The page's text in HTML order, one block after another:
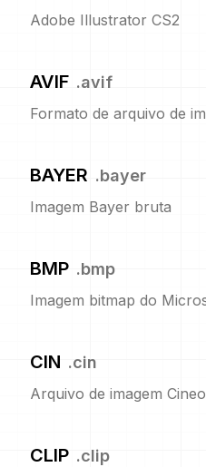
Adobe Illustrator CS2
AVIF .avif
Formato de arquivo de
BAYER .bayer
Imagem Bayer bruta
BMP .bmp
Imagem bitmap do
CIN .cin
Arquivo de imagem
CLIP .clip